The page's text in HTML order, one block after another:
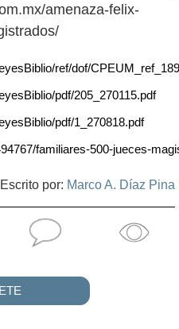
amenaza-felix-
ref/dof/
pdf/205_270115.pdf
pdf/1_270818.pdf
familiares-500-jueces-
Escrito por: Marco A. Díaz Pina